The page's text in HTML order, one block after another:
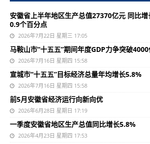
安徽省上半年地区生产总值27370亿元 同比
0.9个百分点
2026年7月22日 星期三 17:05
马鞍山市“十五五”期间年度GDP力争突破
2026年7月16日 星期四 15:58
宣城市“十五五”目标经济总量年均增长5.8%
2026年7月16日 星期四 15:58
前5月安徽省经济运行向新向优
2026年6月28日 星期日 17:19
一季度安徽省地区生产总值同比增长5.8%
2026年4月23日 星期四 17:53